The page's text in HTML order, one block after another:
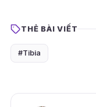
THẺ BÀI VIẾT
#Tibia